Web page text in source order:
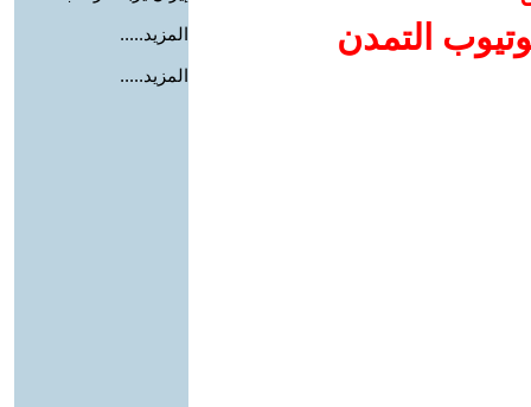
التمدن
المزيد.....
المزيد.....